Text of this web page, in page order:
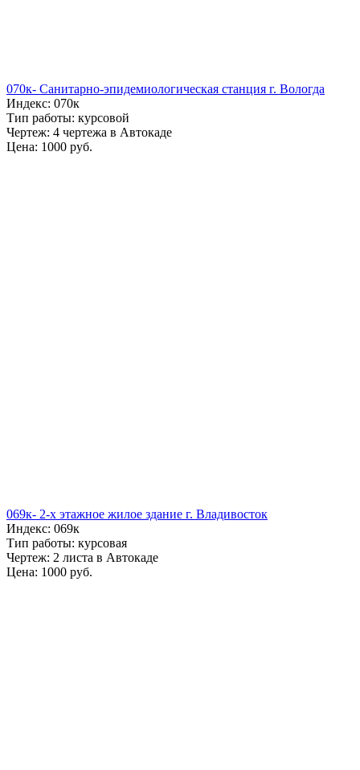
070к- Санитарно-эпидемиологическая станция г. Вологда
Индекс: 070к
Тип работы: курсовой
Чертеж: 4 чертежа в Автокаде
Цена: 1000 руб.
069к- 2-х этажное жилое здание г. Владивосток
Индекс: 069к
Тип работы: курсовая
Чертеж: 2 листа в Автокаде
Цена: 1000 руб.